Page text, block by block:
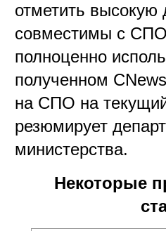
отметить
совместимы с
полноценно
полученном
на СПО на
резюмирует
министерства.
Некоторые